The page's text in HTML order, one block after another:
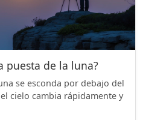
puesta de la luna?
se esconda por debajo del
cielo cambia rápidamente y